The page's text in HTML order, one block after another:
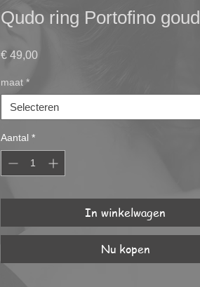
Qudo ring Portofino goud
€ 49,00Prijs
maat *
Selecteren
Aantal *
In winkelwagen
Nu kopen